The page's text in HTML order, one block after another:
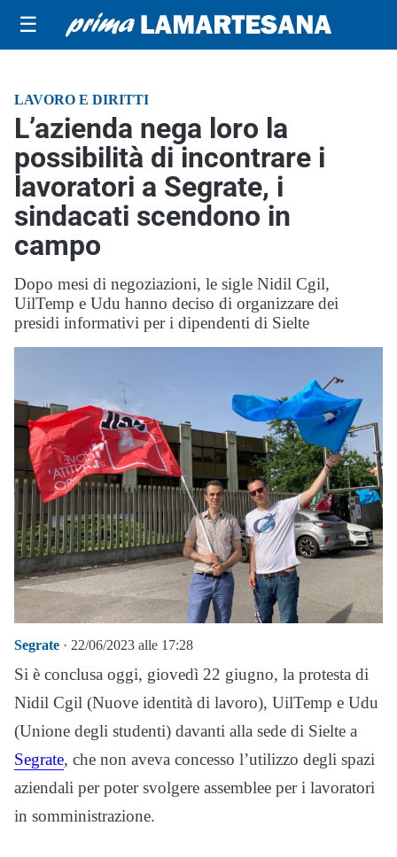
☰
LAVORO E DIRITTI
L’azienda nega loro la
possibilità di incontrare i
lavoratori a Segrate, i
sindacati scendono in
campo
Dopo mesi di negoziazioni, le sigle Nidil Cgil,
UilTemp e Udu hanno deciso di organizzare dei
presidi informativi per i dipendenti di Sielte
Segrate · 22/06/2023 alle 17:28
Si è conclusa oggi, giovedì 22 giugno, la protesta di
Nidil Cgil (Nuove identità di lavoro), UilTemp e Udu
(Unione degli studenti) davanti alla sede di Sielte a
Segrate, che non aveva concesso l’utilizzo degli spazi
aziendali per poter svolgere assemblee per i lavoratori
in somministrazione.